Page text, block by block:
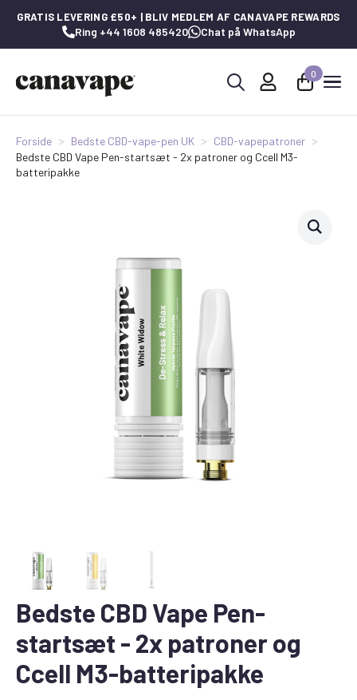
GRATIS LEVERING £50+ | BLIV MEDLEM AF CANAVAPE REWARDS
Ring +44 1608 485420 Chat på WhatsApp
0
Forside Bedste CBD-vape-pen UK
CBD-vapepatroner
Bedste CBD Vape Pen-startsæt - 2x patroner og Ccell M3-
batteripakke
Bedste CBD Vape Pen-
startsæt - 2x patroner og
Ccell M3-batteripakke